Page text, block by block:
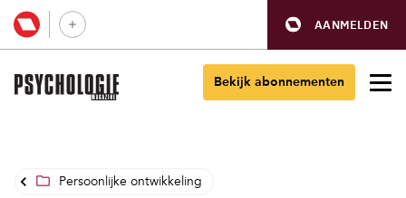
AANMELDEN
Bekijk abonnementen
Persoonlijke ontwikkeling